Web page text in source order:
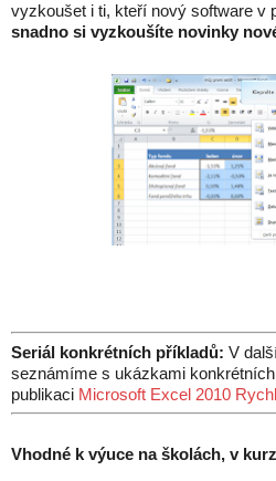
vyzkoušet i ti, kteří nový software v
snadno si vyzkoušíte novinky
Seriál konkrétních příkladů: V
seznámíme s ukázkami
publikaci Microsoft Excel 2010
Vhodné k výuce na školách, v